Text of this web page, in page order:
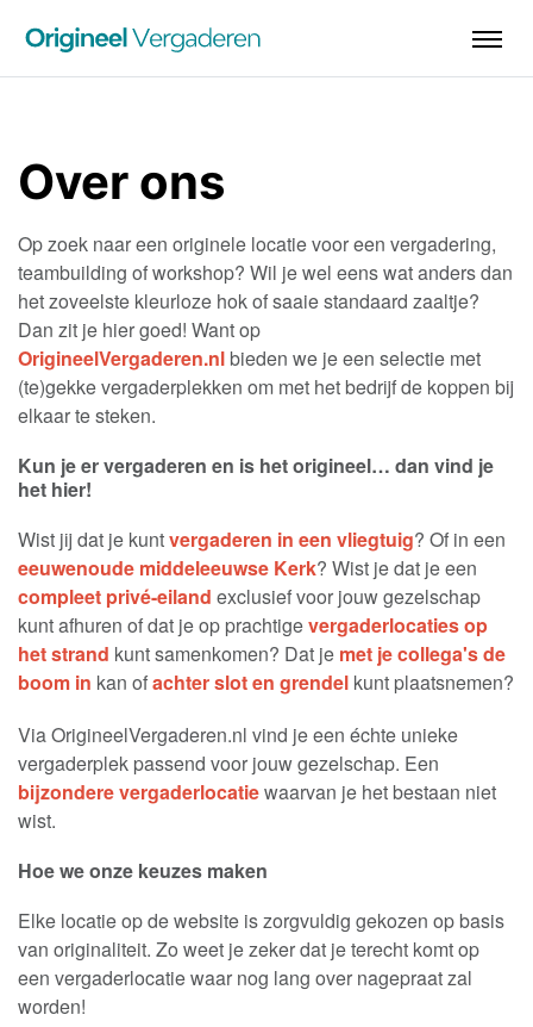
Over ons
Op zoek naar een originele locatie voor een vergadering,
teambuilding of workshop? Wil je wel eens wat anders dan
het zoveelste kleurloze hok of saaie standaard zaaltje?
Dan zit je hier goed! Want op
OrigineelVergaderen.nlbieden we je een selectie met
(te)gekke vergaderplekken om met het bedrijf de koppen bij
elkaar te steken.
Kun je er vergaderen en is het origineel… dan vind je
het hier!
Wist jij dat je kuntvergaderen in een vliegtuig? Of in een
eeuwenoude middeleeuwse Kerk? Wist je dat je een
compleet privé-eiland exclusief voor jouw gezelschap
kunt afhuren of dat je op prachtigevergaderlocaties op
het strand kunt samenkomen? Dat je met je collega's de
boom in kan ofachter slot en grendel kunt plaatsnemen?
Via OrigineelVergaderen.nl vind je een échte unieke
vergaderplek passend voor jouw gezelschap. Een
bijzondere vergaderlocatiewaarvan je het bestaan niet
wist.
Hoe we onze keuzes maken
Elke locatie op de website is zorgvuldig gekozen op basis
van originaliteit. Zo weet je zeker dat je terecht komt op
een vergaderlocatie waar nog lang over nagepraat zal
worden!